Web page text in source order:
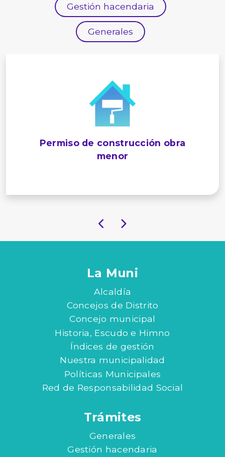
Gestión hacendaria
Generales
Permiso de construcción obra
menor
La Muni
Alcaldía
Concejos de Distrito
Concejo municipal
Historia, Escudo e Himno
Índices de gestión
Nuestra municipalidad
Políticas Municipales
Red de Responsabilidad Social
Trámites
Generales
Gestión hacendaria